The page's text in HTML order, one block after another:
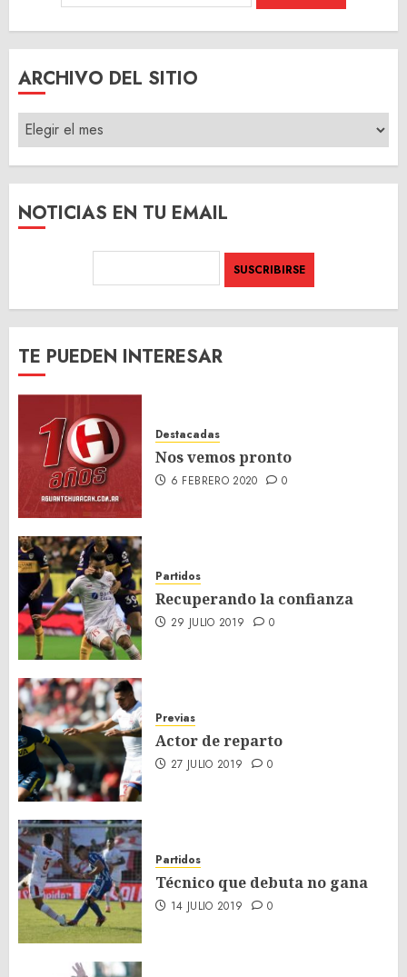
ARCHIVO DEL SITIO
ARCHIVO
DEL
SITIO
NOTICIAS EN TU EMAIL
TE PUEDEN INTERESAR
Destacadas
Nos vemos pronto
6 FEBRERO 2020 0
Partidos
Recuperando la confianza
29 JULIO 2019 0
Previas
Actor de reparto
27 JULIO 2019 0
Partidos
Técnico que debuta no gana
14 JULIO 2019 0